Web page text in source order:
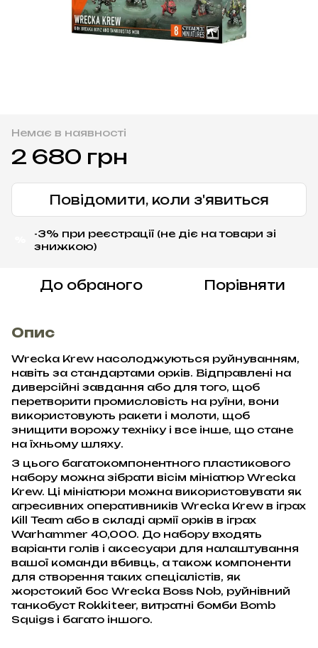
Немає в наявності
2 680 грн
Повідомити, коли з'явиться
-3% при реєстрації (не діє на товари зі
знижкою)
До обраного Порівняти
Опис
Wrecka Krew насолоджуються руйнуванням,
навіть за стандартами орків. Відправлені на
диверсійні завдання або для того, щоб
перетворити промисловість на руїни, вони
використовують ракети і молоти, щоб
знищити ворожу техніку і все інше, що стане
на їхньому шляху.
З цього багатокомпонентного пластикового
набору можна зібрати вісім мініатюр Wrecka
Krew. Ці мініатюри можна використовувати як
агресивних оперативників Wrecka Krew в іграх
Kill Team або в складі армії орків в іграх
Warhammer 40,000. До набору входять
варіанти голів і аксесуари для налаштування
вашої команди вбивць, а також компоненти
для створення таких спеціалістів, як
жорстокий бос Wrecka Boss Nob, руйнівний
танкобуст Rokkiteer, витратні бомби Bomb
Squigs і багато іншого.